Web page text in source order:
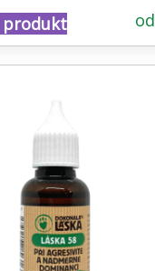
od
produkt